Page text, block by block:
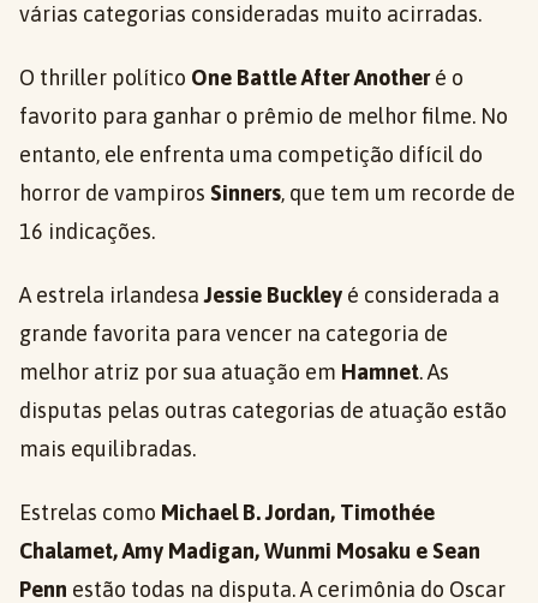
várias categorias consideradas muito acirradas.
O thriller político One Battle After Anotheré o
favorito para ganhar o prêmio de melhor filme. No
entanto, ele enfrenta uma competição difícil do
horror de vampiros Sinners, que tem um recorde de
16 indicações.
A estrela irlandesaJessie Buckley é considerada a
grande favorita para vencer na categoria de
melhor atriz por sua atuação em Hamnet. As
disputas pelas outras categorias de atuação estão
mais equilibradas.
Estrelas como Michael B. Jordan, Timothée
Chalamet, Amy Madigan, Wunmi Mosaku e Sean
Penn estão todas na disputa. A cerimônia do Oscar